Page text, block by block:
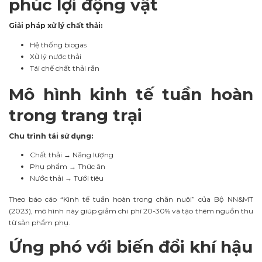
phúc lợi động vật
Giải pháp xử lý chất thải:
Hệ thống biogas
Xử lý nước thải
Tái chế chất thải rắn
Mô hình kinh tế tuần hoàn
trong trang trại
Chu trình tái sử dụng:
Chất thải → Năng lượng
Phụ phẩm → Thức ăn
Nước thải → Tưới tiêu
Theo báo cáo “Kinh tế tuần hoàn trong chăn nuôi” của Bộ NN&MT
(2023), mô hình này giúp giảm chi phí 20-30% và tạo thêm nguồn thu
từ sản phẩm phụ.
Ứng phó với biến đổi khí hậu